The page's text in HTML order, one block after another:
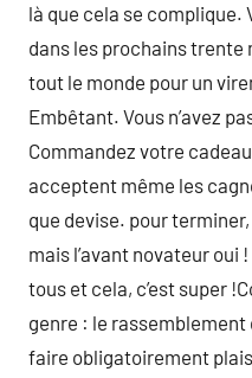
là que cela se complique.
dans les prochains trente
tout le monde pour un
Embêtant. Vous n’avez
Commandez votre
acceptent même les
que devise. pour
mais l’avant novateur oui
tous et cela, c’est super
genre : le
faire obligatoirement